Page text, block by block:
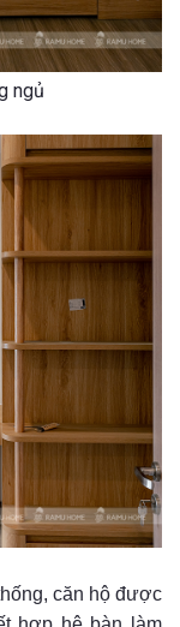
ngủ
căn hộ được